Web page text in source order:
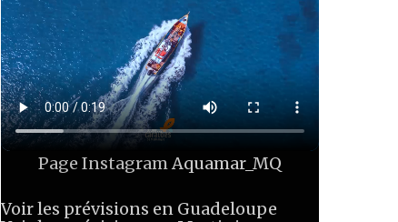
Page InstagramAquamar_MQ
Voir les prévisions en Guadeloupe